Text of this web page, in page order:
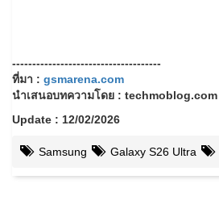
-------------------------------------
ที่มา : gsmarena.com
นำเสนอบทความโดย : techmoblog.com
Update : 12/02/2026
Samsung Galaxy S26 Ultra